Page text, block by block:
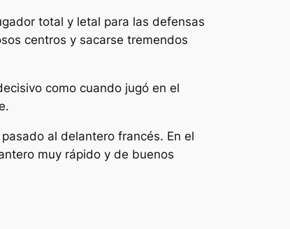
total y letal para las defensas
centros y sacarse tremendos
como cuando jugó en el
al delantero francés. En el
muy rápido y de buenos